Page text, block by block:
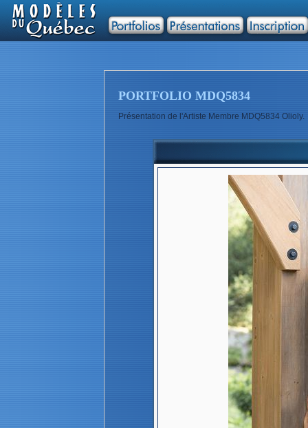
PORTFOLIO MDQ5834
Présentation de l'Artiste Membre MDQ5834 Olioly.